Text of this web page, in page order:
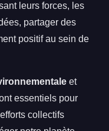
leurs forces, les
partager des
positif au sein de
et
essentiels pour
collectifs